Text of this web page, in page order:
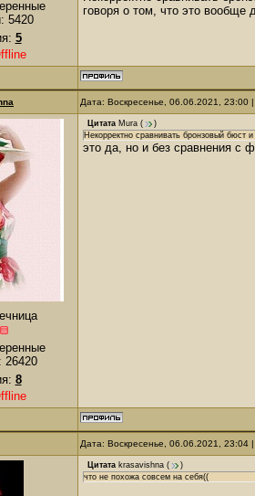
5420
5
говоря о том, что это вообще
Дата: Воскресенье, 06.06.2021,
26420
8
Цитата Mura (
)
Некорректно сравнивать бронзовый
это да, но и без сравнения с
Дата: Воскресенье, 06.06.2021,
Цитата krasavishna (
)
что не похожа совсем на себя((